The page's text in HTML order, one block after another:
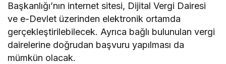
Başkanlığı’nın internet sitesi, Dijital Vergi Dairesi
ve e-Devlet üzerinden elektronik ortamda
gerçekleştirilebilecek. Ayrıca bağlı bulunulan vergi
dairelerine doğrudan başvuru yapılması da
mümkün olacak.